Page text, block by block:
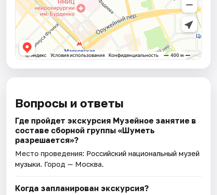
Вопросы и ответы
Где пройдет экскурсия Музейное занятие в
составе сборной группы «Шуметь
разрешается»?
Место проведения: Российский национальный музей
музыки. Город — Москва.
Когда запланирован экскурсия?